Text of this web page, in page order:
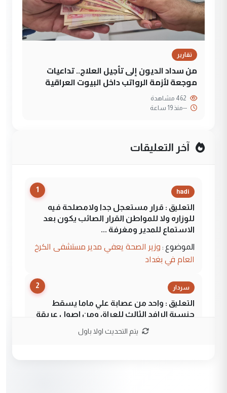
تقارير
من سداد الديون إلى تأجيل العلاج.. تداعيات
موجعة لأزمة الرواتب داخل البيوت العراقية
--منذ 19 ساعة
آخر التعليقات
1 hadi
التعليق : قرار مستعجل جدا ولامصلحة فيه
للوزاره ولا للمواطن القرار الصائب يكون بعد
الاستماع للمدير ومغرفة ...
الموضوع : وزير الصحة يعفي مدير مستشفى الكرخ
العام في بغداد
2 سردار
التعليق : واحد من عصابة علي ماما يسقط
جنسية الرافد الثالث للعراق ومن اصول عريقة
يتم التحديث اولا باول